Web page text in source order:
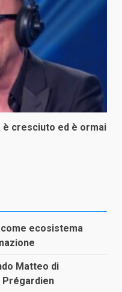
è cresciuto ed è ormai
ecosistema
Matteo di
Prégardien